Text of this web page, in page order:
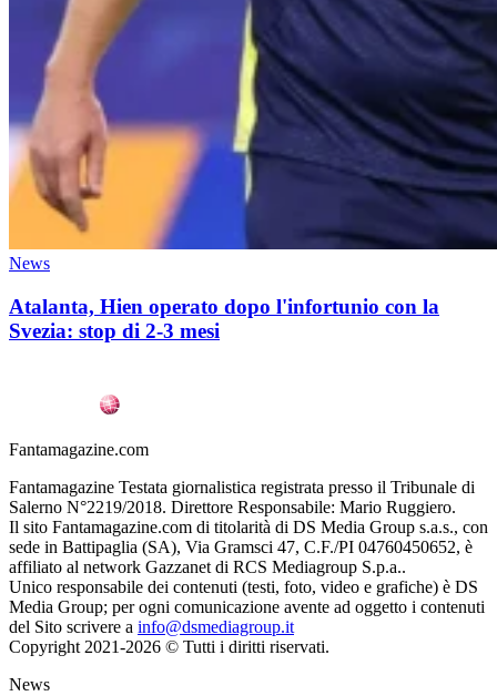
News
Atalanta, Hien operato dopo l'infortunio con la
Svezia: stop di 2-3 mesi
Fantamagazine.com
Fantamagazine Testata giornalistica registrata presso il Tribunale di
Salerno N°2219/2018. Direttore Responsabile: Mario Ruggiero.
Il sito Fantamagazine.com di titolarità di DS Media Group s.a.s., con
sede in Battipaglia (SA), Via Gramsci 47, C.F./PI 04760450652, è
affiliato al network Gazzanet di RCS Mediagroup S.p.a..
Unico responsabile dei contenuti (testi, foto, video e grafiche) è DS
Media Group; per ogni comunicazione avente ad oggetto i contenuti
del Sito scrivere a info@dsmediagroup.it
Copyright 2021-2026 © Tutti i diritti riservati.
News